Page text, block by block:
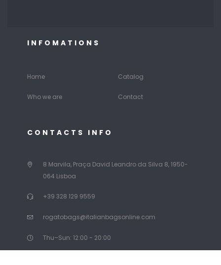
INFOMATIONS
Home
Who we are
Catalog
Contact
CONTACTS INFO
8 Marvila, Praça David Leandro da Silva 8, 1950-
064 Lisboa
+39 328 129 9559
rogatobags@italianbagsonline.com
Thu–Sun: 12:00 - 20:00